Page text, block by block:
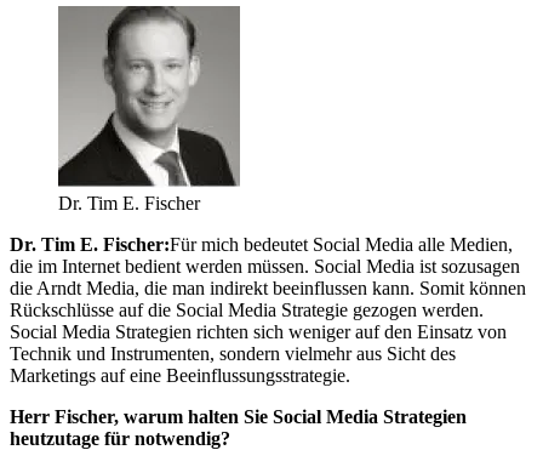
Dr. Tim E. Fischer
Dr. Tim E. Fischer:Für mich bedeutet Social Media alle Medien,
die im Internet bedient werden müssen. Social Media ist sozusagen
die Arndt Media, die man indirekt beeinflussen kann. Somit können
Rückschlüsse auf die Social Media Strategie gezogen werden.
Social Media Strategien richten sich weniger auf den Einsatz von
Technik und Instrumenten, sondern vielmehr aus Sicht des
Marketings auf eine Beeinflussungsstrategie.
Herr Fischer, warum halten Sie Social Media Strategien
heutzutage für notwendig?